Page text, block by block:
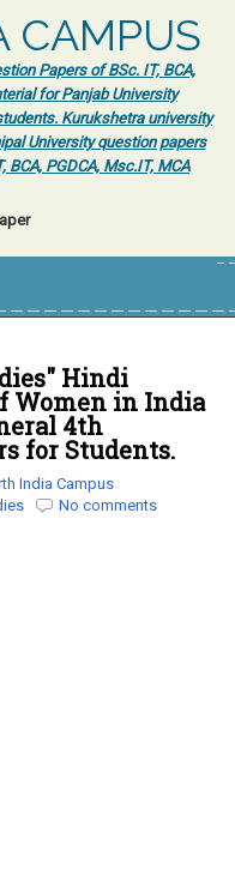
CAMPUS
Papers of BSc. IT, BCA,
for Panjab University
Kurukshetra university
University question papers
PGDCA, Msc.IT, MCA
Hindi
Women in India
4th
for Students.
India Campus
No comments